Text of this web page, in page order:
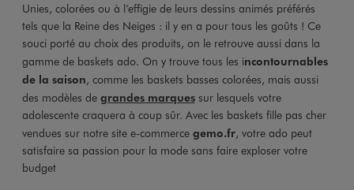
Unies, colorées ou à l’effigie de leurs dessins animés préférés
tels que la Reine des Neiges : il y en a pour tous les goûts ! Ce
souci porté au choix des produits, on le retrouve aussi dans la
gamme de baskets ado. On y trouve tous les incontournables
de la saison, comme les baskets basses colorées, mais aussi
des modèles de grandes marquessur lesquels votre
adolescente craquera à coup sûr. Avec les baskets fille pas cher
vendues sur notre site e-commerce gemo.fr, votre ado peut
satisfaire sa passion pour la mode sans faire exploser votre
budget